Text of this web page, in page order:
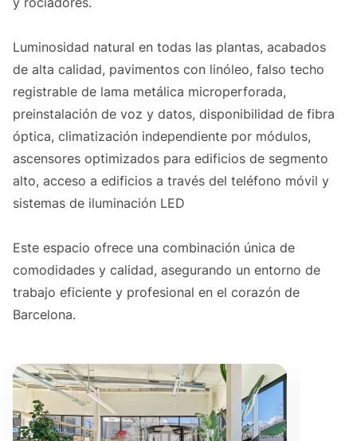
Luminosidad natural en todas las plantas, acabados
de alta calidad, pavimentos con linóleo, falso techo
registrable de lama metálica microperforada,
preinstalación de voz y datos, disponibilidad de fibra
óptica, climatización independiente por módulos,
ascensores optimizados para edificios de segmento
alto, acceso a edificios a través del teléfono móvil y
sistemas de iluminación LED
Este espacio ofrece una combinación única de
comodidades y calidad, asegurando un entorno de
trabajo eficiente y profesional en el corazón de
Barcelona.